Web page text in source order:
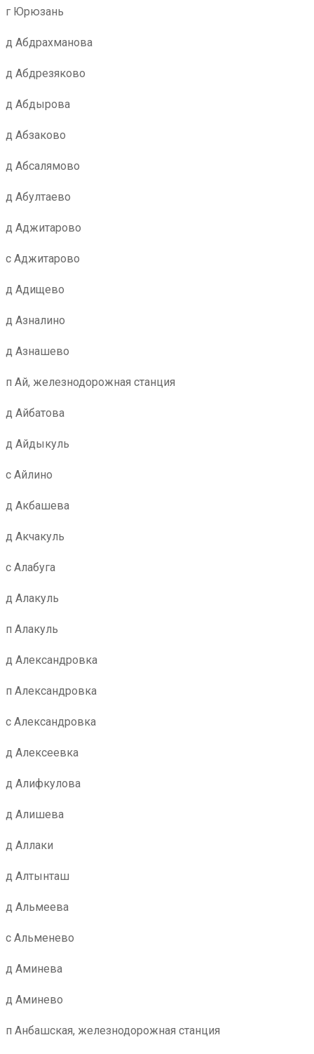
г Юрюзань
д Абдрахманова
д Абдрезяково
д Абдырова
д Абзаково
д Абсалямово
д Абултаево
д Аджитарово
с Аджитарово
д Адищево
д Азналино
д Азнашево
п Ай, железнодорожная станция
д Айбатова
д Айдыкуль
с Айлино
д Акбашева
д Акчакуль
с Алабуга
д Алакуль
п Алакуль
д Александровка
п Александровка
с Александровка
д Алексеевка
д Алифкулова
д Алишева
д Аллаки
д Алтынташ
д Альмеева
с Альменево
д Аминева
д Аминево
п Анбашская, железнодорожная станция